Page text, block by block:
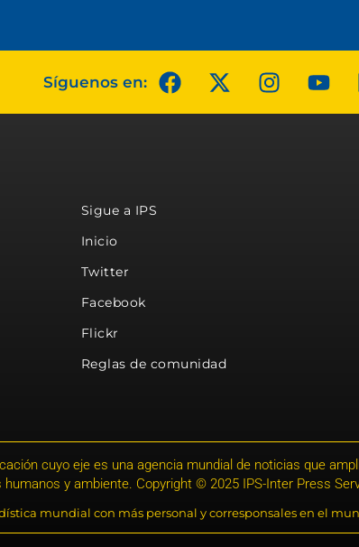
Síguenos en:
Sigue a IPS
Inicio
Twitter
Facebook
Flickr
Reglas de comunidad
cuyo eje es una agencia mundial de noticias que
humanos y ambiente. Copyright © 2025 IPS-Inter Press
mundial con más personal y corresponsales en el